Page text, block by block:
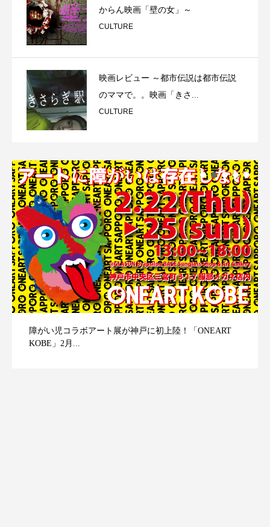
からん映画「壁の女」～
CULTURE
映画レビュー ～都市伝説は都市伝説
のママで。。映画「きさ...
CULTURE
障がい児コラボアート展が神戸に初上陸！「ONEART
KOBE」2月...